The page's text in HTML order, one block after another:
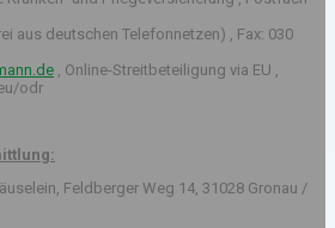
aus deutschen Telefonnetzen) , Fax: 030
, Online-Streitbeteiligung via EU ,
odr
Feldberger Weg 14, 31028 Gronau /